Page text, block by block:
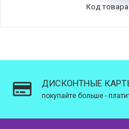
Код
ДИСКОНТНЫЕ
покупайте больше -